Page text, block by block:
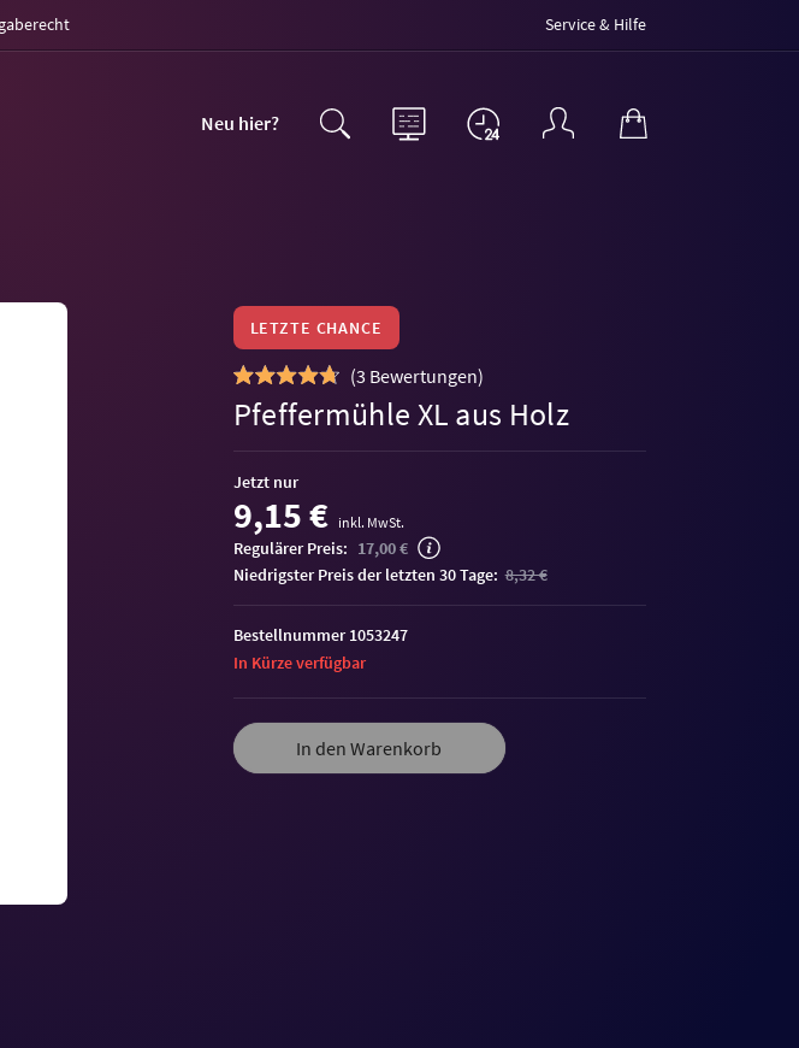
Service & Hilfe
Neu hier?
LETZTE CHANCE
(3 Bewertungen)
Pfeffermühle XL aus Holz
Jetzt nur
9,15 € inkl. MwSt.
Regulärer Preis: 17,00 €
niedrigster Preis der letzten 30 Tage: 8,32 €
In den Warenkorb
Bestellnummer 1053247
In Kürze verfügbar